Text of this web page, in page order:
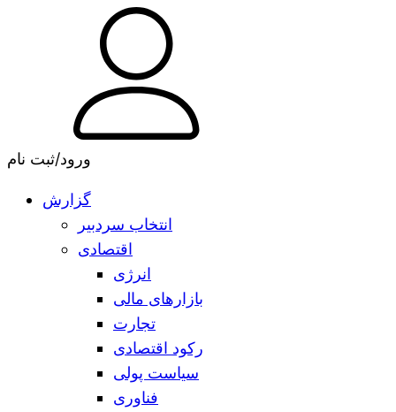
ورود/ثبت نام
گزارش
انتخاب سردبیر
اقتصادی
انرژی
بازارهای مالی
تجارت
رکود اقتصادی
سیاست پولی
فناوری